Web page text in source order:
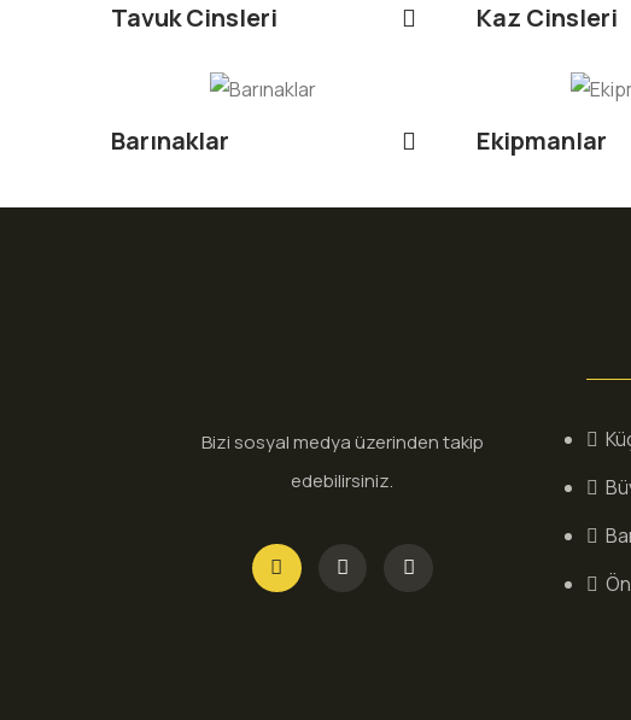
Tavuk Cinsleri Kaz Cinsleri
Barınaklar Ekipmanlar
Bizi sosyal medya üzerinden takip
edebilirsiniz.